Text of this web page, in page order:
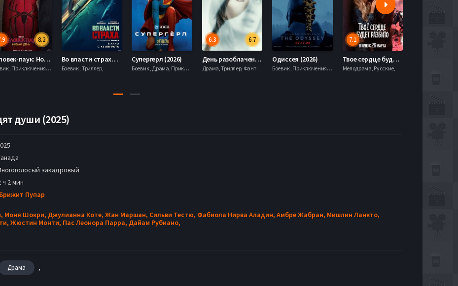
8.2
Человек-паук: Новый день (2026)
Боевик , Приключения, Фантастика, Фэнтези,
Во власти страха (2026)
Боевик , Триллер,
Супергерл (2026)
Боевик , Драма, Приключения, Фантастика,
6.7
6.3
День разоблачения (2026)
Драма, Триллер, Фантастика,
Одиссея (2026)
Боевик , Приключения, Фэнтези,
7.1
Твое сердце будет разбито (2026)
Мелодрама, Русские,
души (2025)
закадровый
ч 2 мин
Брижит Пупар
Моня Шокри, Джулианна Коте, Жан Маршан, Сильви Тестю, Фабиола Нирва Аладин, Амбре Жабран, Мишлин Ланкто,
Жюстин Монти, Пас Леонора Парра, Дайам Рубиано,
Драма ,